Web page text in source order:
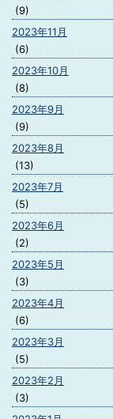
(9)
2023年11月
(6)
2023年10月
(8)
2023年9月
(9)
2023年8月
(13)
2023年7月
(5)
2023年6月
(2)
2023年5月
(3)
2023年4月
(6)
2023年3月
(5)
2023年2月
(3)